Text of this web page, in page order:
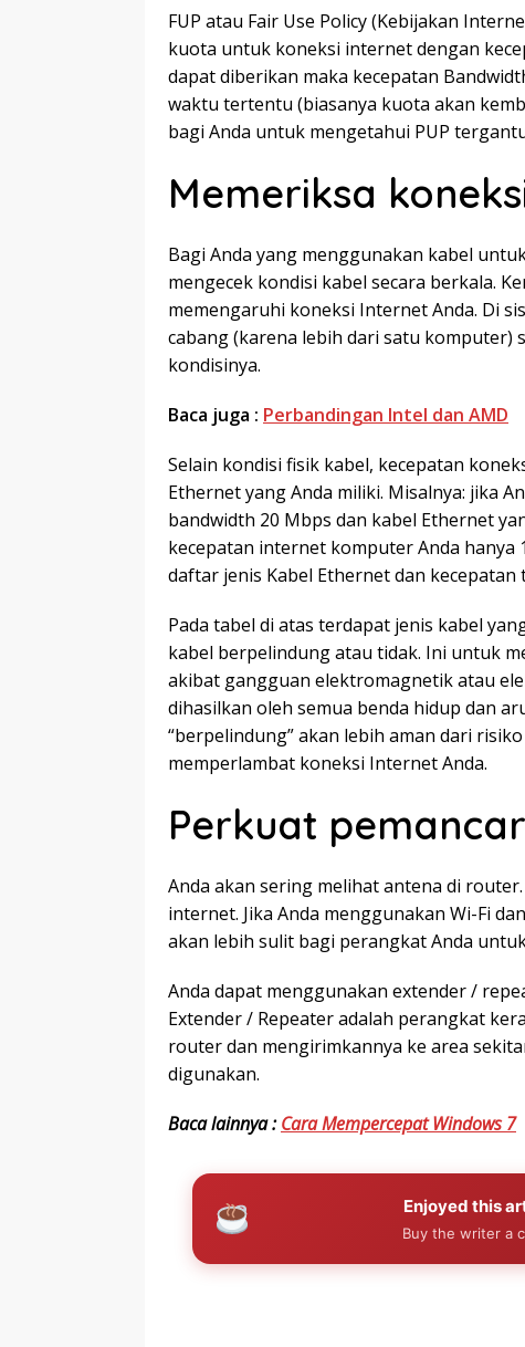
FUP atau Fair Use Policy (Kebijakan
kuota untuk koneksi internet dengan
dapat diberikan maka kecepatan
waktu tertentu (biasanya kuota akan
bagi Anda untuk mengetahui PUP
Memeriksa
Bagi Anda yang menggunakan kabel
mengecek kondisi kabel secara berkala.
memengaruhi koneksi Internet Anda. Di
cabang (karena lebih dari satu komputer)
kondisinya.
Baca juga : Perbandingan Intel dan AMD
Selain kondisi fisik kabel, kecepatan
Ethernet yang Anda miliki. Misalnya: jika
bandwidth 20 Mbps dan kabel Ethernet
kecepatan internet komputer Anda hanya
daftar jenis Kabel Ethernet dan
Pada tabel di atas terdapat jenis kabel
kabel berpelindung atau tidak. Ini untuk
akibat gangguan elektromagnetik atau
dihasilkan oleh semua benda hidup dan
“berpelindung” akan lebih aman dari
memperlambat koneksi Internet Anda.
Perkuat
Anda akan sering melihat antena di
internet. Jika Anda menggunakan Wi-Fi
akan lebih sulit bagi perangkat Anda
Anda dapat menggunakan extender /
Extender / Repeater adalah perangkat
router dan mengirimkannya ke area
digunakan.
Baca lainnya :Cara Mempercepat Windows 7
Enjoyed this
Buy the writer a